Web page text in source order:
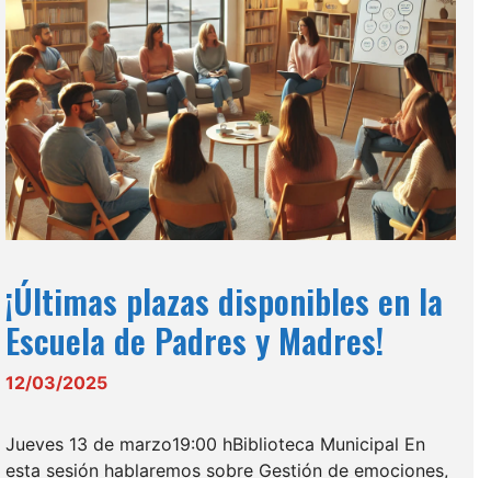
¡Últimas plazas disponibles en la
Escuela de Padres y Madres!
12/03/2025
Jueves 13 de marzo19:00 hBiblioteca Municipal En
esta sesión hablaremos sobre Gestión de emociones,